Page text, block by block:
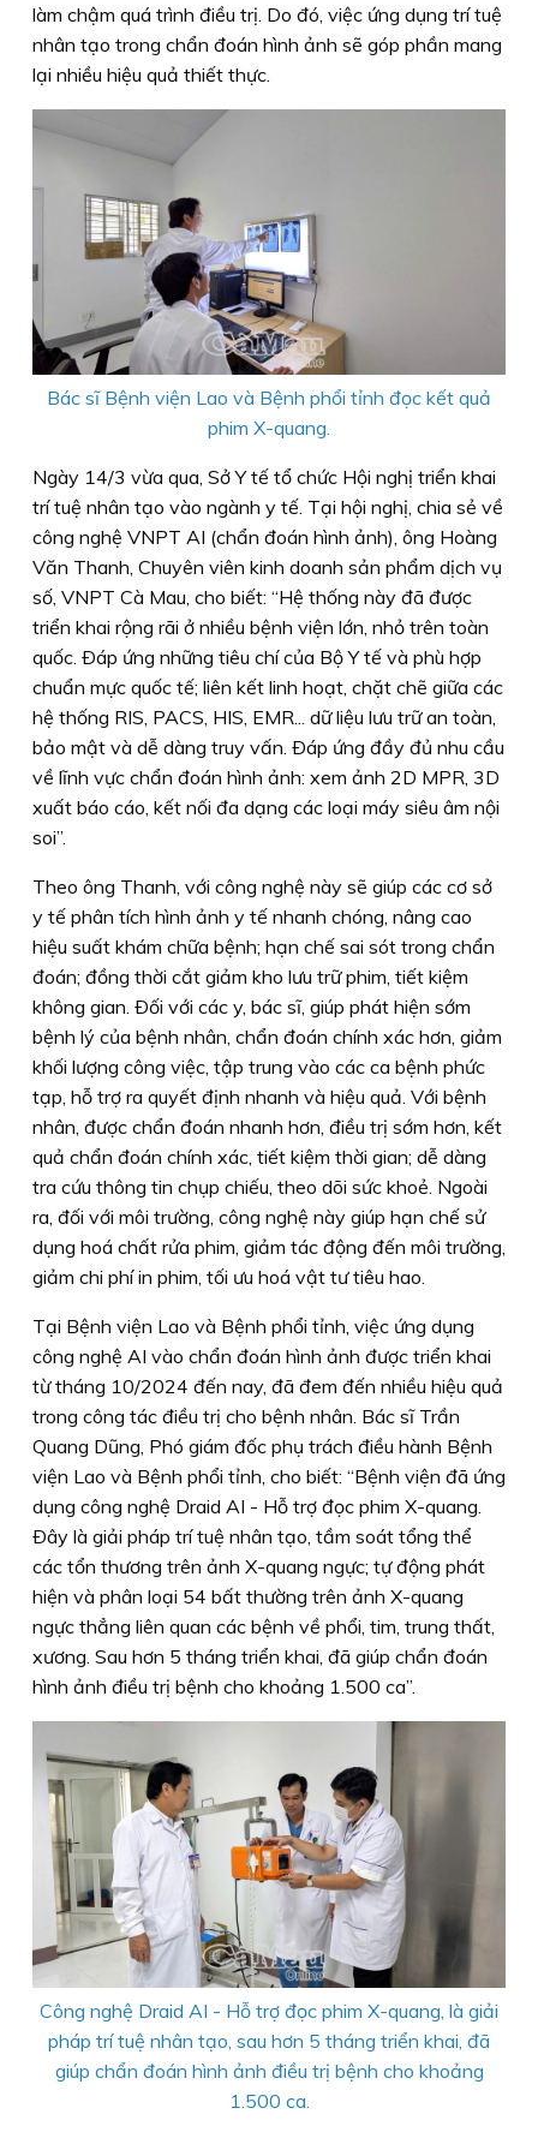
làm chậm quá trình điều trị. Do đó, việc ứng dụng trí tuệ
nhân tạo trong chẩn đoán hình ảnh sẽ góp phần mang
lại nhiều hiệu quả thiết thực.
Bác sĩ Bệnh viện Lao và Bệnh phổi tỉnh đọc kết quả
phim X-quang.
Ngày 14/3 vừa qua, Sở Y tế tổ chức Hội nghị triển khai
trí tuệ nhân tạo vào ngành y tế. Tại hội nghị, chia sẻ về
công nghệ VNPT AI (chẩn đoán hình ảnh), ông Hoàng
Văn Thanh, Chuyên viên kinh doanh sản phẩm dịch vụ
số, VNPT Cà Mau, cho biết: “Hệ thống này đã được
triển khai rộng rãi ở nhiều bệnh viện lớn, nhỏ trên toàn
quốc. Ðáp ứng những tiêu chí của Bộ Y tế và phù hợp
chuẩn mực quốc tế; liên kết linh hoạt, chặt chẽ giữa các
hệ thống RIS, PACS, HIS, EMR... dữ liệu lưu trữ an toàn,
bảo mật và dễ dàng truy vấn. Ðáp ứng đầy đủ nhu cầu
về lĩnh vực chẩn đoán hình ảnh: xem ảnh 2D MPR, 3D
xuất báo cáo, kết nối đa dạng các loại máy siêu âm nội
soi”.
Theo ông Thanh, với công nghệ này sẽ giúp các cơ sở
y tế phân tích hình ảnh y tế nhanh chóng, nâng cao
hiệu suất khám chữa bệnh; hạn chế sai sót trong chẩn
đoán; đồng thời cắt giảm kho lưu trữ phim, tiết kiệm
không gian. Ðối với các y, bác sĩ, giúp phát hiện sớm
bệnh lý của bệnh nhân, chẩn đoán chính xác hơn, giảm
khối lượng công việc, tập trung vào các ca bệnh phức
tạp, hỗ trợ ra quyết định nhanh và hiệu quả. Với bệnh
nhân, được chẩn đoán nhanh hơn, điều trị sớm hơn, kết
quả chẩn đoán chính xác, tiết kiệm thời gian; dễ dàng
tra cứu thông tin chụp chiếu, theo dõi sức khoẻ. Ngoài
ra, đối với môi trường, công nghệ này giúp hạn chế sử
dụng hoá chất rửa phim, giảm tác động đến môi trường,
giảm chi phí in phim, tối ưu hoá vật tư tiêu hao.
Tại Bệnh viện Lao và Bệnh phổi tỉnh, việc ứng dụng
công nghệ AI vào chẩn đoán hình ảnh được triển khai
từ tháng 10/2024 đến nay, đã đem đến nhiều hiệu quả
trong công tác điều trị cho bệnh nhân. Bác sĩ Trần
Quang Dũng, Phó giám đốc phụ trách điều hành Bệnh
viện Lao và Bệnh phổi tỉnh, cho biết: “Bệnh viện đã ứng
dụng công nghệ Draid AI - Hỗ trợ đọc phim X-quang.
Ðây là giải pháp trí tuệ nhân tạo, tầm soát tổng thể
các tổn thương trên ảnh X-quang ngực; tự động phát
hiện và phân loại 54 bất thường trên ảnh X-quang
ngực thẳng liên quan các bệnh về phổi, tim, trung thất,
xương. Sau hơn 5 tháng triển khai, đã giúp chẩn đoán
hình ảnh điều trị bệnh cho khoảng 1.500 ca”.
Công nghệ Draid AI - Hỗ trợ đọc phim X-quang, là giải
pháp trí tuệ nhân tạo, sau hơn 5 tháng triển khai, đã
giúp chẩn đoán hình ảnh điều trị bệnh cho khoảng
1.500 ca.